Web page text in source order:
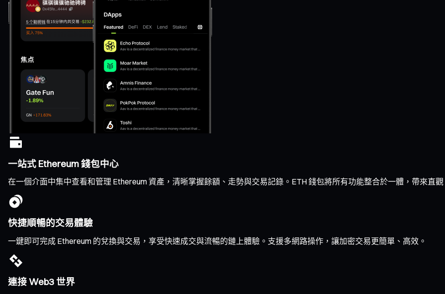
一站式 Ethereum 錢包中心
在一個介面中集中查看和管理 Ethereum 資產，清晰掌握餘額、走勢與交易記錄。ETH 錢包將所有功能整合於一體，帶來直
快捷順暢的交易體驗
一鍵即可完成 Ethereum 的兌換與交易，享受快速成交與流暢的鏈上體驗。支援多網路操作，讓加密交易更簡單、高效。
連接 Web3 世界